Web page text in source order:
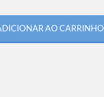
AO CARRINHO